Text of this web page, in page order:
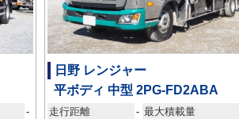
-
日野 レンジャー
平ボディ 中型 2PG-FD2ABA
走行距離 - 最大積載量